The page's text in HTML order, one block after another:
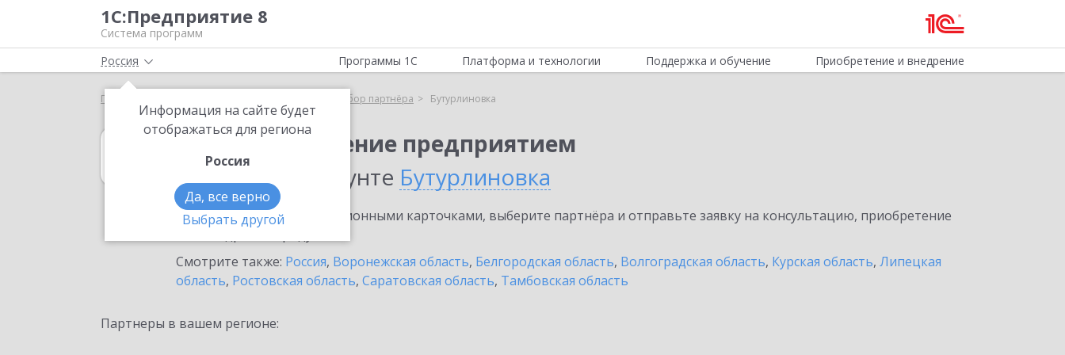
1С:Предприятие 8
Система программ
Россия
Информация на сайте будет
отображаться для региона
Россия
Да, все верно
Выбрать другой
Программы 1С Платформа и технологии Поддержка и обучение Приобретение и внедрение
Главная Выбор партнёра Бутурлиновка
1С:ERP Управление предприятием
в населенном пунте Бутурлиновка
Ознакомьтесь с информационными карточками, выберите партнёра и отправьте заявку на консультацию, приобретение
Смотрите также: Россия, Воронежская область, Белгородская область, Волгоградская область, Курская область, Липецкая
область, Ростовская область, Саратовская область, Тамбовская область
Партнеры в вашем регионе: